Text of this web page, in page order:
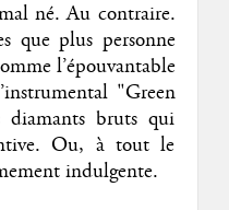
né. Au contraire.
que plus personne
l’épouvantable
"Green
bruts qui
Ou, à tout le
indulgente.